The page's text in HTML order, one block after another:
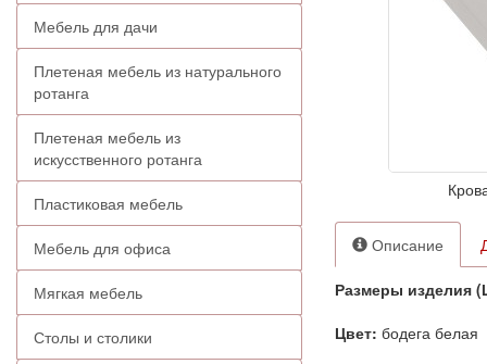
Мебель для дачи
Плетеная мебель из натурального
ротанга
Плетеная мебель из
искусственного ротанга
Пластиковая мебель
Мебель для офиса
Мягкая мебель
Столы и столики
Описание
Размеры изделия
Цвет: бодега белая